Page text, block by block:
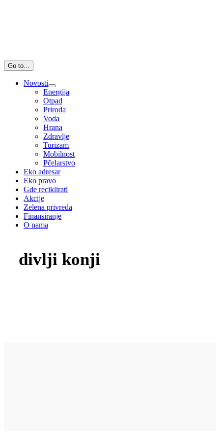
Go to...
Novosti
Energija
Otpad
Priroda
Voda
Hrana
Zdravlje
Turizam
Mobilnost
Pčelarstvo
Eko adresar
Eko pravo
Gde reciklirati
Akcije
Zelena privreda
Finansiranje
O nama
divlji konji